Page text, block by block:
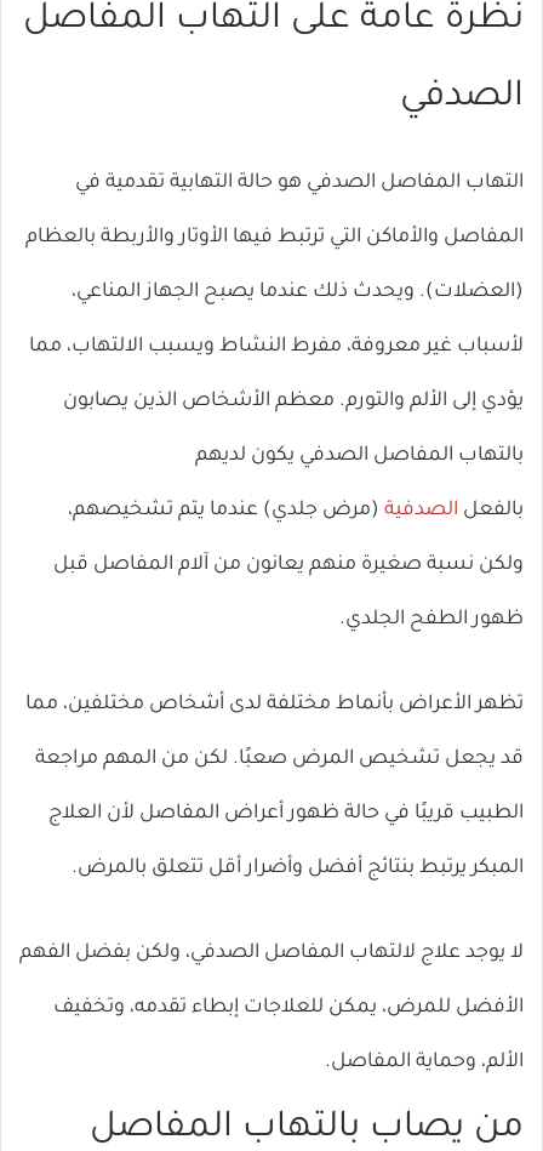
نظرة عامة على التهاب المفاصل
الصدفي
التهاب المفاصل الصدفي هو حالة التهابية تقدمية في
المفاصل والأماكن التي ترتبط فيها الأوتار والأربطة بالعظام
(العضلات). ويحدث ذلك عندما يصبح الجهاز المناعي،
لأسباب غير معروفة، مفرط النشاط ويسبب الالتهاب، مما
يؤدي إلى الألم والتورم. معظم الأشخاص الذين يصابون
بالتهاب المفاصل الصدفي يكون لديهم
بالفعل الصدفية (مرض جلدي) عندما يتم تشخيصهم،
ولكن نسبة صغيرة منهم يعانون من آلام المفاصل قبل
ظهور الطفح الجلدي.
تظهر الأعراض بأنماط مختلفة لدى أشخاص مختلفين، مما
قد يجعل تشخيص المرض صعبًا. لكن من المهم مراجعة
الطبيب قريبًا في حالة ظهور أعراض المفاصل لأن العلاج
المبكر يرتبط بنتائج أفضل وأضرار أقل تتعلق بالمرض.
لا يوجد علاج لالتهاب المفاصل الصدفي، ولكن بفضل الفهم
الأفضل للمرض، يمكن للعلاجات إبطاء تقدمه، وتخفيف
الألم، وحماية المفاصل.
من يصاب بالتهاب المفاصل